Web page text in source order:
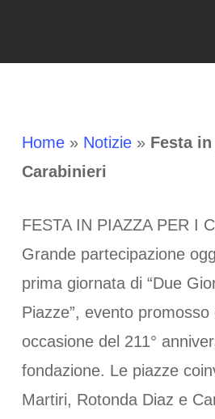
Home» Notizie» Festa
Carabinieri
FESTA IN PIAZZA PER I
Grande partecipazione
prima giornata di “Due
Piazze”, evento promosso
occasione del 211°
fondazione. Le piazze
Martiri, Rotonda Diaz e